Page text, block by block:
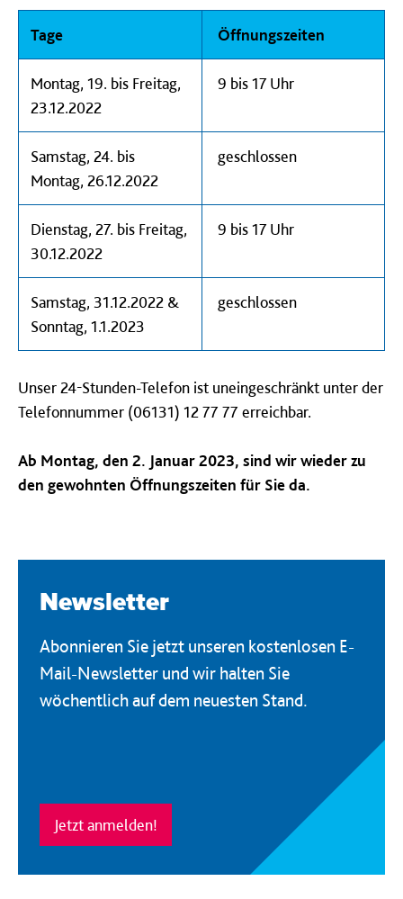
Tage Öffnungszeiten
Montag, 19. bis Freitag,
23.12.2022
9 bis 17 Uhr
Samstag, 24. bis
Montag, 26.12.2022
geschlossen
Dienstag, 27. bis Freitag,
30.12.2022
9 bis 17 Uhr
Samstag, 31.12.2022 &
Sonntag, 1.1.2023
geschlossen
Unser24-Stunden-Telefon ist uneingeschränkt unter der
Telefonnummer (06131) 12 77 77 erreichbar.
Ab Montag, den 2. Januar 2023, sind wir wieder zu
den gewohnten Öffnungszeiten für Sie da.
Newsletter
Abonnieren Sie jetzt unseren kostenlosen E-
Mail-Newsletter und wir halten Sie
wöchentlich auf dem neuesten Stand.
Jetzt anmelden!